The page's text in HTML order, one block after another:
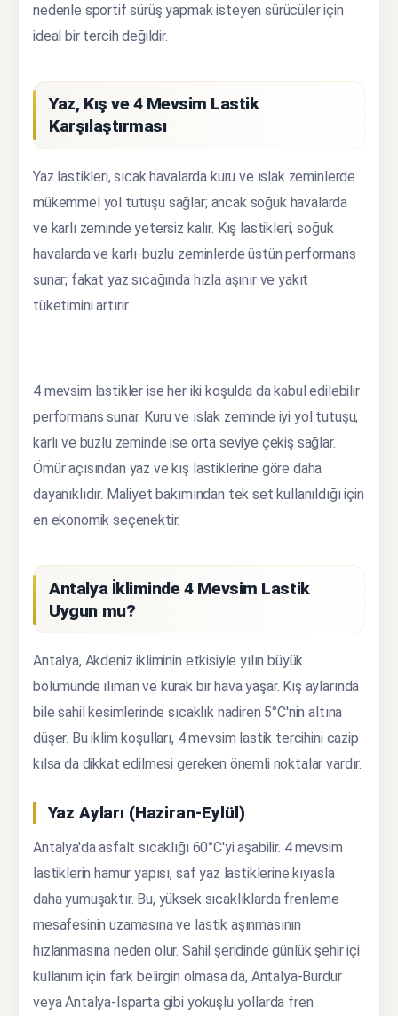
nedenle sportif sürüş yapmak isteyen sürücüler için
ideal bir tercih değildir.
Yaz, Kış ve 4 Mevsim Lastik
Karşılaştırması
Yaz lastikleri, sıcak havalarda kuru ve ıslak zeminlerde
mükemmel yol tutuşu sağlar; ancak soğuk havalarda
ve karlı zeminde yetersiz kalır. Kış lastikleri, soğuk
havalarda ve karlı-buzlu zeminlerde üstün performans
sunar; fakat yaz sıcağında hızla aşınır ve yakıt
tüketimini artırır.
4 mevsim lastikler ise her iki koşulda da kabul edilebilir
performans sunar. Kuru ve ıslak zeminde iyi yol tutuşu,
karlı ve buzlu zeminde ise orta seviye çekiş sağlar.
Ömür açısından yaz ve kış lastiklerine göre daha
dayanıklıdır. Maliyet bakımından tek set kullanıldığı için
en ekonomik seçenektir.
Antalya İkliminde 4 Mevsim Lastik
Uygun mu?
Antalya, Akdeniz ikliminin etkisiyle yılın büyük
bölümünde ılıman ve kurak bir hava yaşar. Kış aylarında
bile sahil kesimlerinde sıcaklık nadiren 5°C'nin altına
düşer. Bu iklim koşulları, 4 mevsim lastik tercihini cazip
kılsa da dikkat edilmesi gereken önemli noktalar vardır.
Yaz Ayları (Haziran-Eylül)
Antalya'da asfalt sıcaklığı 60°C'yi aşabilir. 4 mevsim
lastiklerin hamur yapısı, saf yaz lastiklerine kıyasla
daha yumuşaktır. Bu, yüksek sıcaklıklarda frenleme
mesafesinin uzamasına ve lastik aşınmasının
hızlanmasına neden olur. Sahil şeridinde günlük şehir içi
kullanım için fark belirgin olmasa da, Antalya-Burdur
veya Antalya-Isparta gibi yokuşlu yollarda fren